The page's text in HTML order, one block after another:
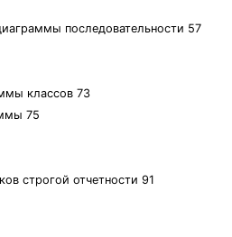
последовательности 57
классов 73
75
строгой отчетности 91